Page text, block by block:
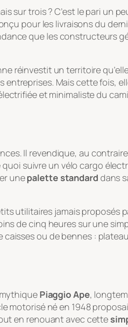
sur trois ? C’est le pari un
pour les livraisons du
que les constructeurs
réinvestit un territoire
Mais cette fois,
et minimaliste du
Il revendique, au
suivre un vélo cargo
unepalette standard dans
utilitaires jamais proposés
de cinq heures sur une
ou de bennes :
Piaggio Ape,
motorisé né en 1948
en renouant avec cette